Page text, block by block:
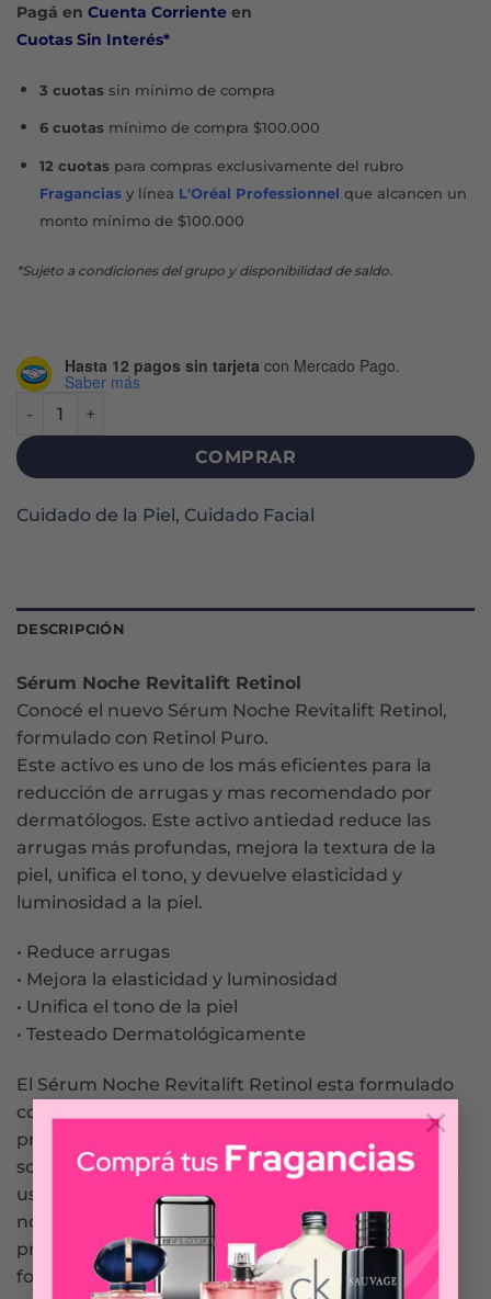
×
Pagá en Cuenta Corriente en
Cuotas Sin Interés*
3 cuotassin mínimo de compra
6 cuotasmínimo de compra $100.000
12 cuotaspara compras exclusivamente del rubro
Fraganciasy línea L'Oréal Professionnel que alcancen un
monto mínimo de $100.000
*Sujeto a condiciones del grupo y disponibilidad de saldo.
Hasta 12 pagos sin tarjeta con Mercado Pago.
Saber más
COMPRAR
Cuidado de la Piel, Cuidado Facial
DESCRIPCIÓN
Sérum Noche Revitalift Retinol
Conocé el nuevo Sérum Noche Revitalift Retinol,
formulado con Retinol Puro.
Este activo es uno de los más eficientes para la
reducción de arrugas y mas recomendado por
dermatólogos. Este activo antiedad reduce las
arrugas más profundas, mejora la textura de la
piel, unifica el tono, y devuelve elasticidad y
luminosidad a la piel.
• Reduce arrugas
• Mejora la elasticidad y luminosidad
• Unifica el tono de la piel
• Testeado Dermatológicamente
El Sérum Noche Revitalift Retinol esta formulado
con Retinol Puro (Vitamina A), capaz de activar el
proceso de rejuvenecimiento. Podes leer mas
sobre el retinol haciendo click acá. Se recomienda
usar a partir de los 30 años y únicamente por la
noche. Además es de suma importancia aplicar
protector solar 50 la mañana siguiente dada su
fotosensibilidad.